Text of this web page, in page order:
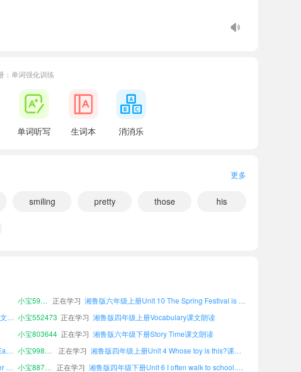
their new friends.
：单词强化训练
单词听写 生词本 消消乐
更多
smiling pretty those his
小宝597508 正在学习
湘鲁版六年级上册Unit 10 The Spring Festival is coming!课文朗读
湘鲁版三年级上册Unit 9 Merry Christmas!课文朗读 小宝552473 正在学习 湘鲁版四年级上册Vocabulary课文朗读
小宝803644 正在学习 湘鲁版六年级下册Story Time课文朗读
湘鲁版三年级下册Words and Expressions in Each Unit课文朗读 小宝998715 正在学习
湘鲁版四年级上册Unit 4 Whose toy is this?课文朗读
湘鲁版五年级下册Unit 8 What does your father do?课文朗读 小宝887023 正在学习 湘鲁版四年级下册Unit 6 I often walk to school.课文朗读